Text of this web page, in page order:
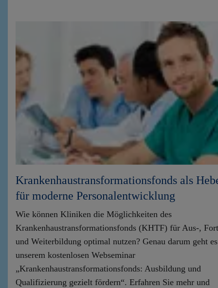
Krankenhaustransformationsfonds als
für moderne Personalentwicklung
Wie können Kliniken die Möglichkeiten des
Krankenhaustransformationsfonds (KHTF) für Aus-,
und Weiterbildung optimal nutzen? Genau darum geht
unserem kostenlosen Webseminar
„Krankenhaustransformationsfonds: Ausbildung und
Qualifizierung gezielt fördern“. Erfahren Sie mehr und